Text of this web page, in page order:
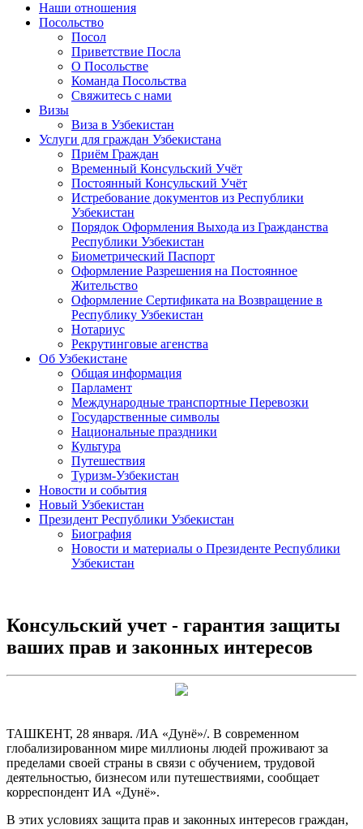
Наши отношения
Посольство
Посол
Приветствие Посла
О Посольстве
Команда Посольства
Свяжитесь с нами
Визы
Виза в Узбекистан
Услуги для граждан Узбекистана
Приём Граждан
Временный Консульский Учёт
Постоянный Консульский Учёт
Истребование документов из Республики
Узбекистан
Порядок Оформления Выхода из Гражданства
Республики Узбекистан
Биометрический Паспорт
Оформление Разрешения на Постоянное
Жительство
Оформление Сертификата на Возвращение в
Республику Узбекистан
Нотариус
Рекрутинговые агенства
Об Узбекистане
Общая информация
Парламент
Международные транспортные Перевозки
Государственные символы
Национальные праздники
Культура
Путешествия
Туризм-Узбекистан
Новости и события
Новый Узбекистан
Президент Республики Узбекистан
Биография
Новости и материалы о Президенте Республики
Узбекистан
Консульский учет - гарантия защиты
ваших прав и законных интересов
ТАШКЕНТ, 28 января. /ИА «Дунё»/. В современном
глобализированном мире миллионы людей проживают за
пределами своей страны в связи с обучением, трудовой
деятельностью, бизнесом или путешествиями, сообщает
корреспондент ИА «Дунё».
В этих условиях защита прав и законных интересов граждан,